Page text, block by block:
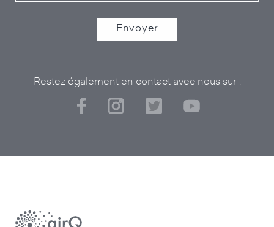
Restez également en contact avec nous sur :